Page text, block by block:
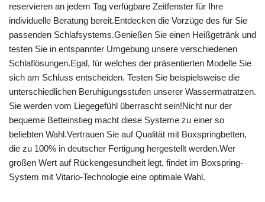
reservieren an jedem Tag verfügbare Zeitfenster für Ihre
individuelle Beratung bereit.Entdecken die Vorzüge des für Sie
passenden Schlafsystems.Genießen Sie einen Heißgetränk und
testen Sie in entspannter Umgebung unsere verschiedenen
Schlaflösungen.Egal, für welches der präsentierten Modelle Sie
sich am Schluss entscheiden. Testen Sie beispielsweise die
unterschiedlichen Beruhigungsstufen unserer Wassermatratzen.
Sie werden vom Liegegefühl überrascht sein!Nicht nur der
bequeme Betteinstieg macht diese Systeme zu einer so
beliebten Wahl.Vertrauen Sie auf Qualität mit Boxspringbetten,
die zu 100% in deutscher Fertigung hergestellt werden.Wer
großen Wert auf Rückengesundheit legt, findet im Boxspring-
System mit Vitario-Technologie eine optimale Wahl.